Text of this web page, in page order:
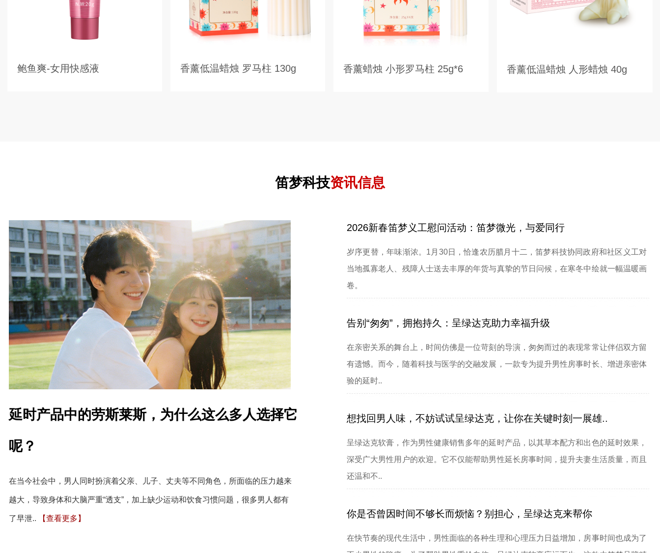
鲍鱼爽-女用快感液 香薰低温蜡烛 罗马柱 130g 香薰蜡烛 小形罗马柱 25g*6 香薰低温蜡烛 人形蜡烛 40g
笛梦科技资讯信息
延时产品中的劳斯莱斯，为什么这么多人选择它
呢？
在当今社会中，男人同时扮演着父亲、儿子、丈夫等不同角色，所面临的压力越来
越大，导致身体和大脑严重“透支”，加上缺少运动和饮食习惯问题，很多男人都有
了早泄.. 【查看更多】
2026新春笛梦义工慰问活动：笛梦微光，与爱同行
岁序更替，年味渐浓。1月30日，恰逢农历腊月十二，笛梦科技协同政府和社区义工对
当地孤寡老人、残障人士送去丰厚的年货与真挚的节日问候，在寒冬中绘就一幅温暖画
卷。
告别“匆匆”，拥抱持久：呈绿达克助力幸福升级
在亲密关系的舞台上，时间仿佛是一位苛刻的导演，匆匆而过的表现常常让伴侣双方留
有遗憾。而今，随着科技与医学的交融发展，一款专为提升男性房事时长、增进亲密体
验的延时..
想找回男人味，不妨试试呈绿达克，让你在关键时刻一展雄..
呈绿达克软膏，作为男性健康销售多年的延时产品，以其草本配方和出色的延时效果，
深受广大男性用户的欢迎。它不仅能帮助男性延长房事时间，提升夫妻生活质量，而且
还温和不..
你是否曾因时间不够长而烦恼？别担心，呈绿达克来帮你
在快节奏的现代生活中，男性面临的各种生理和心理压力日益增加，房事时间也成为了